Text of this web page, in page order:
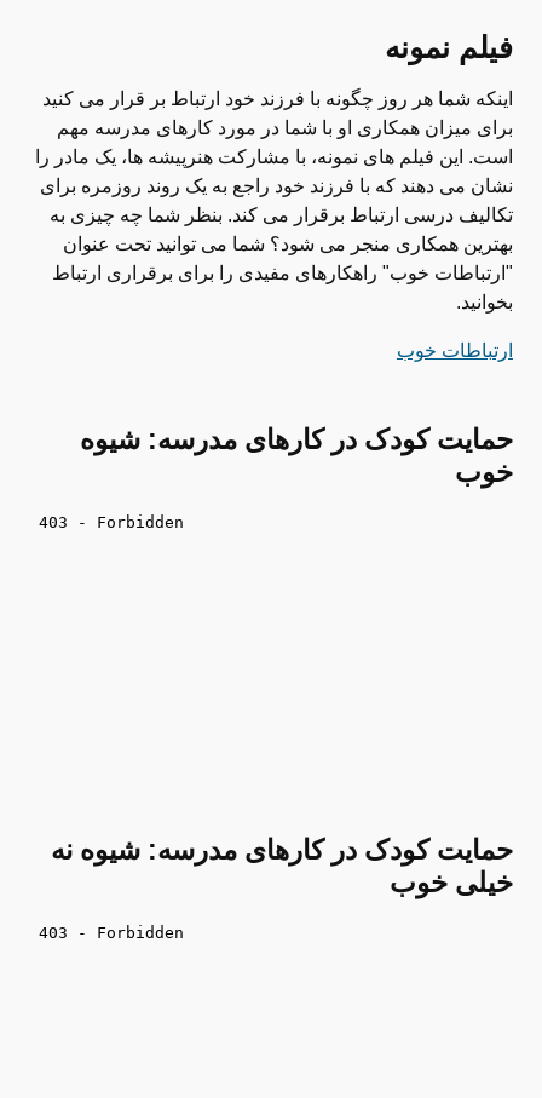
فیلم نمونه
اینکه شما هر روز چگونه با فرزند خود ارتباط بر قرار می کنید
برای میزان همکاری او با شما در مورد کارهای مدرسه مهم
است. این فیلم های نمونه، با مشارکت هنرپیشه ها، یک مادر را
نشان می دهند که با فرزند خود راجع به یک روند روزمره برای
تکالیف درسی ارتباط برقرار می کند. بنظر شما چه چیزی به
بهترین همکاری منجر می شود؟ شما می توانید تحت عنوان
"ارتباطات خوب" راهکارهای مفیدی را برای برقراری ارتباط
بخوانید.
ارتباطات خوب
حمایت کودک در کارهای مدرسه: شیوه
خوب
حمایت کودک در کارهای مدرسه: شیوه نه
خیلی خوب